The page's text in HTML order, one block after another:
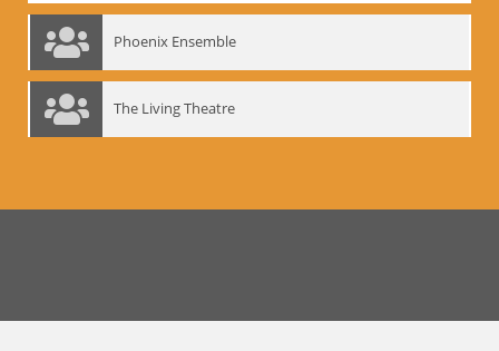
Phoenix Ensemble
The Living Theatre